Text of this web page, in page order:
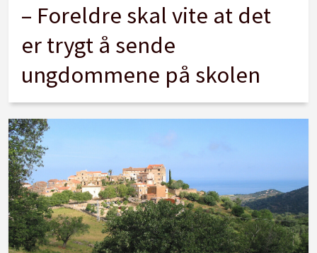
– Foreldre skal vite at det
er trygt å sende
ungdommene på skolen